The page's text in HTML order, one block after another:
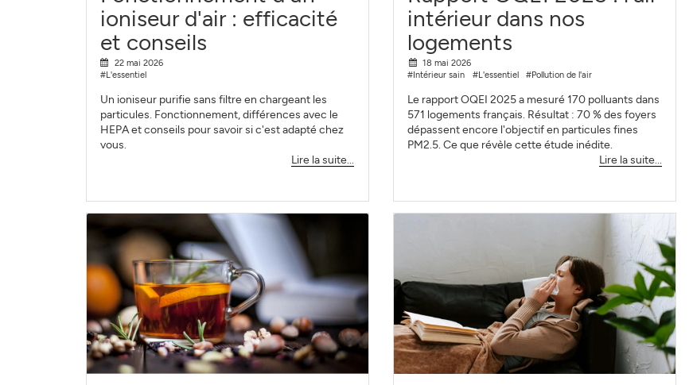
ioniseur d'air : efficacité
et conseils
22 mai 2026
#L'essentiel
Un ioniseur purifie sans filtre en chargeant les
particules. Fonctionnement, différences avec le
HEPA et conseils pour savoir si c'est adapté chez
vous.
Lire la suite...
intérieur dans nos
logements
18 mai 2026
#Intérieur sain
#L'essentiel #Pollution de l'air
Le rapport OQEI 2025 a mesuré 170 polluants dans
571 logements français. Résultat : 70 % des foyers
dépassent encore l'objectif en particules fines
PM2.5. Ce que révèle cette étude inédite.
Lire la suite...